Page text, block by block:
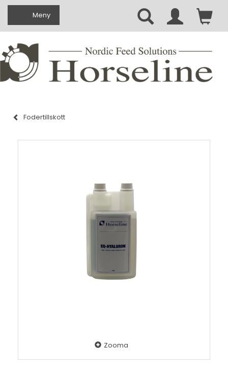
Ändra navigering
Meny
Fodertillskott
Zooma